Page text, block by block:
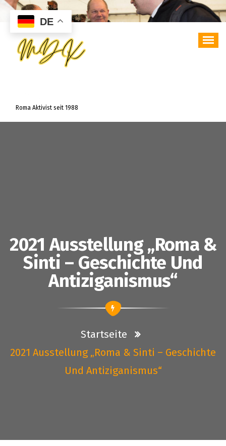
Zum
Inhalt
springen
Roma Aktivist seit 1988
2021 Ausstellung „Roma &
Sinti – Geschichte Und
Antiziganismus“
Startseite
2021 Ausstellung „Roma & Sinti – Geschichte
Und Antiziganismus“
DE